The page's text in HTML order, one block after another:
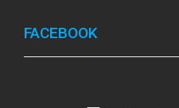
FACEBOOK